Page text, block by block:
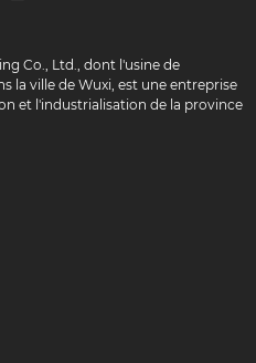
Co., Ltd., dont l'usine de
la ville de Wuxi, est une entreprise
et l'industrialisation de la province